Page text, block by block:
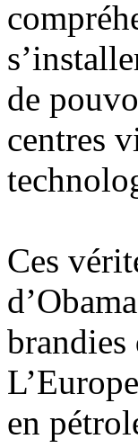
de
centres
Ces
brandies
en